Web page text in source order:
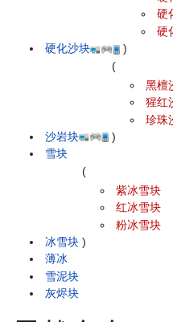
硬化沙块
硬
硬
)
沙岩块
(
黑檀
猩红
珍珠
)
雪块
冰雪块
(
紫冰雪块
红冰雪块
粉冰雪块
)
薄冰
雪泥块
灰烬块